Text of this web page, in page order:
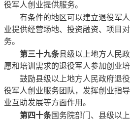
役军人创业提供服务。
有条件的地区可以建立退役军
业提供经营场地、投资融资、项目
务。
第三十九条县级以上地方人民
愿和培训需求的退役军人参加创业培
鼓励县级以上地方人民政府退
役军人创业服务团队，发挥创业指
业互助发展等方面作用。
第四十条国务院部门、县级以